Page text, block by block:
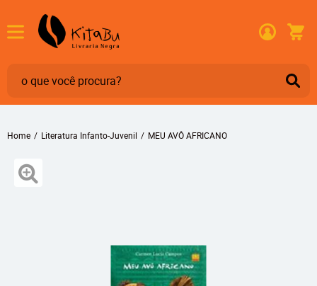
Home Literatura Infanto-Juvenil MEU AVÔ AFRICANO